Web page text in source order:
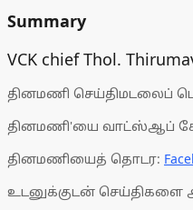
Summary
VCK chief Thol.
தினமணி செய்திமடலைப்
தினமணி'யை வாட்ஸ்ஆப்
தினமணியைத் தொடர:
உடனுக்குடன் செய்திகளை